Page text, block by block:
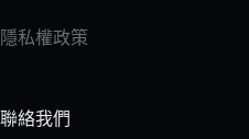
隱私權政策
聯絡我們